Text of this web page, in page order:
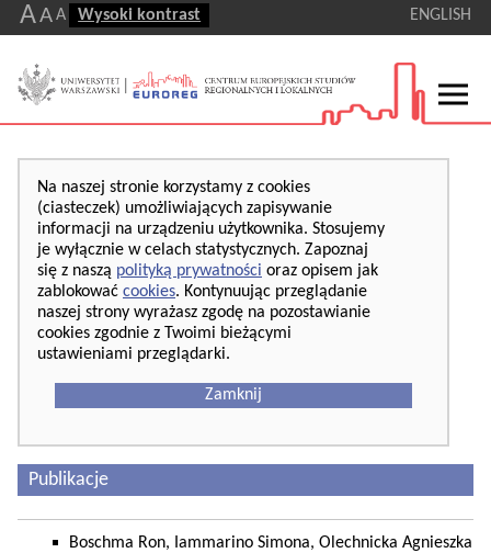
AA A Wysoki kontrast ENGLISH
Na naszej stronie korzystamy z cookies
(ciasteczek) umożliwiających zapisywanie
informacji na urządzeniu użytkownika. Stosujemy
je wyłącznie w celach statystycznych. Zapoznaj
się z naszą polityką prywatności oraz opisem jak
zablokować cookies. Kontynuując przeglądanie
naszej strony wyrażasz zgodę na pozostawianie
cookies zgodnie z Twoimi bieżącymi
ustawieniami przeglądarki.
Zamknij
Publikacje
Boschma Ron, Iammarino Simona, Olechnicka Agnieszka